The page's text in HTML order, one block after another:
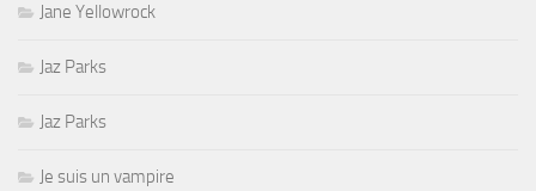
Jane Yellowrock
Jaz Parks
Jaz Parks
Je suis un vampire